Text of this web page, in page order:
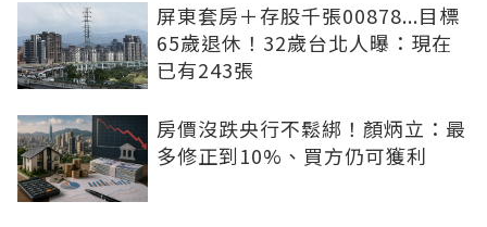
屏東套房＋存股千張00878...目標
65歲退休！32歲台北人曝：現在
已有243張
房價沒跌央行不鬆綁！顏炳立：最
多修正到10%、買方仍可獲利